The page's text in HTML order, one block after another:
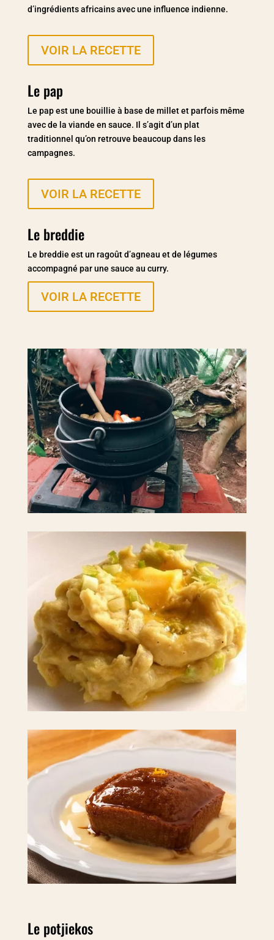
d’ingrédients africains avec une influence indienne.
VOIR LA RECETTE
Le pap
Le pap est une bouillie à base de millet et parfois même
avec de la viande en sauce. Il s’agit d’un plat
traditionnel qu’on retrouve beaucoup dans les
campagnes.
VOIR LA RECETTE
Le breddie
Le breddie est un ragoût d’agneau et de légumes
accompagné par une sauce au curry.
VOIR LA RECETTE
Le potjiekos